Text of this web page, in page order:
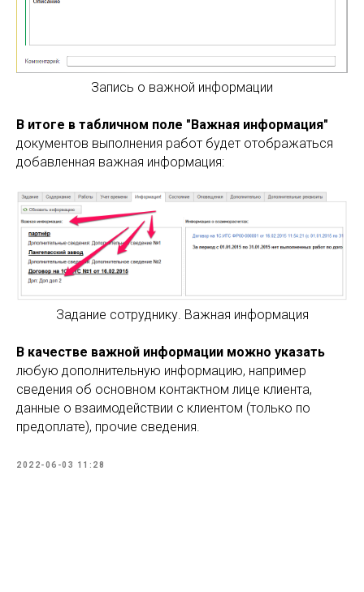
Запись о важной информации
В итоге в табличном поле "Важная информация"
документов выполнения работ будет отображаться
добавленная важная информация:
Задание сотруднику. Важная информация
В качестве важной информации можно указать
любую дополнительную информацию, например
сведения об основном контактном лице клиента,
данные о взаимодействии с клиентом (только по
предоплате), прочие сведения.
2022-06-03 11:28